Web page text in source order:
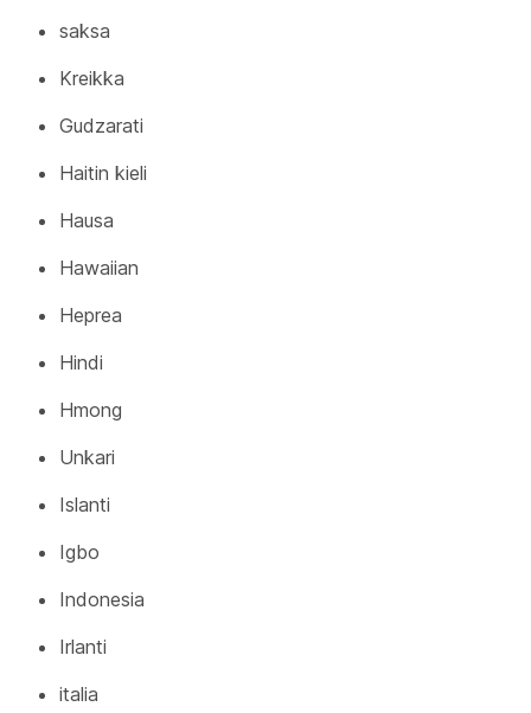
saksa
Kreikka
Gudzarati
Haitin kieli
Hausa
Hawaiian
Heprea
Hindi
Hmong
Unkari
Islanti
Igbo
Indonesia
Irlanti
italia